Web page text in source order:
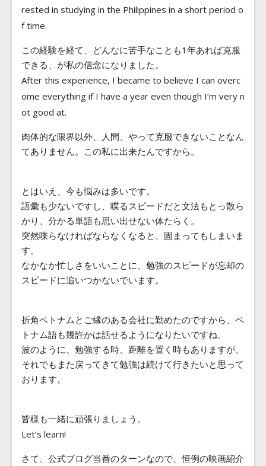
rested in studying in the Philippines in a short period o
f time.
この経験を経て、どんなに苦手なことも1年あれば克服
できる、が私の信念になりました。
After this experience, I became to believe I can overc
ome everything if I have a year even though I’m very n
ot good at.
肉体的な限界以外、人間、やって克服できないことなん
てありません。この私に出来たんですから。
とはいえ、今も悩みは多いです。
語彙も少ないですし、喋るスピードだと文法もとっ散ら
かり、分かる単語も思い出せない体たらく。
突然喋らなければならなくなると、固まってもしまいま
す。
なかなか忙しさをいいことに、勉強のスピードが忘却の
スピードに追いつかないでいます。
折角ベトナムとご縁のある会社に勤めたのですから、ベ
トナム語も幾許かは話せるようになりたいですね。
波のように、勉強する時、距離を置く時もありますが、
それでもまた戻ってきて勉強は続けて行きたいと思って
おります。
皆様も一緒に頑張りましょう。
Let’s learn!
さて、公式ブログ当番のターンなので、恒例の映画紹介